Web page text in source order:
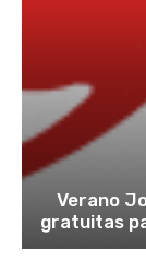
Verano
gratuitas